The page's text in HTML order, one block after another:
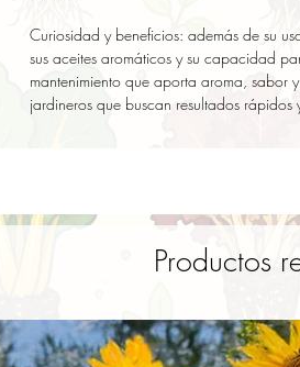
Curiosidad y beneficios: además de su
sus aceites aromáticos y su capacidad
mantenimiento que aporta aroma, sabor
jardineros que buscan resultados rápidos
Productos